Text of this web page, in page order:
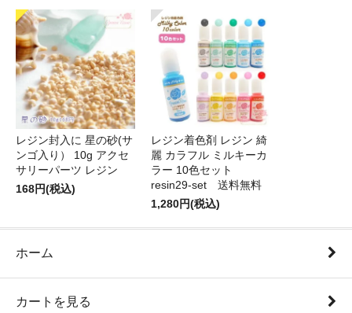
レジン封入に 星の砂(サ
ンゴ入り） 10g アクセ
サリーパーツ レジン
168円(税込)
レジン着色剤 レジン 綺
麗 カラフル ミルキーカ
ラー 10色セット
resin29-set 送料無料
1,280円(税込)
ホーム
カートを見る